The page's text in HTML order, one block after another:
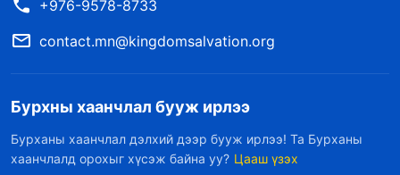
+976-9578-8733
contact.mn@kingdomsalvation.org
Бурхны хаанчлал бууж ирлээ
Бурханы хаанчлал дэлхий дээр бууж ирлээ! Та Бурханы
хаанчлалд орохыг хүсэж байна уу? Цааш үзэх